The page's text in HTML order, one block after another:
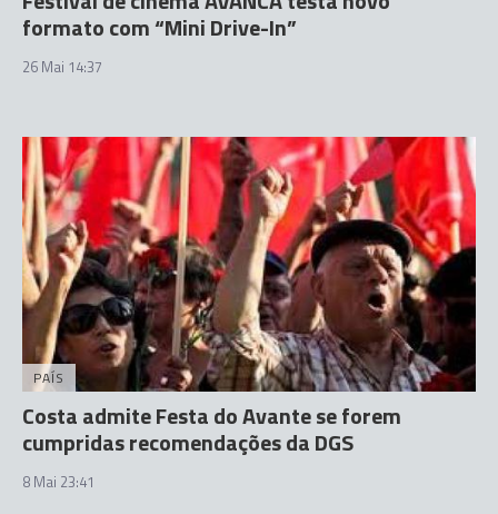
formato com “Mini Drive-In”
26 Mai 14:37
PAÍS
Costa admite Festa do Avante se forem
cumpridas recomendações da DGS
8 Mai 23:41